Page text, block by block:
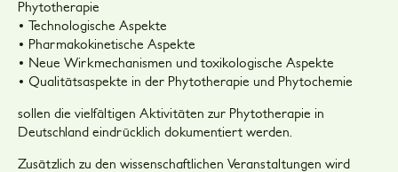
Phytotherapie
• Technologische Aspekte
• Pharmakokinetische Aspekte
• Neue Wirkmechanismen und toxikologische Aspekte
• Qualitätsaspekte in der Phytotherapie und Phytochemie
sollen die vielfältigen Aktivitäten zur Phytotherapie in
Deutschland eindrücklich dokumentiert werden.
Zusätzlich zu den wissenschaftlichen Veranstaltungen wird